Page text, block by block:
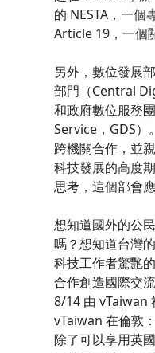
的 NESTA，一個
Article 19，一個
另外，數位發展
部門（Central
和政府數位服務
Service，GDS）
跨機關合作，並
科技發展的高度
思考，這個部會
想知道國外的公
嗎？想知道台灣
科技工作者驚艷
合作創造國際交
8/14 由 vTaiwan
vTaiwan 在倫敦
除了可以享用英